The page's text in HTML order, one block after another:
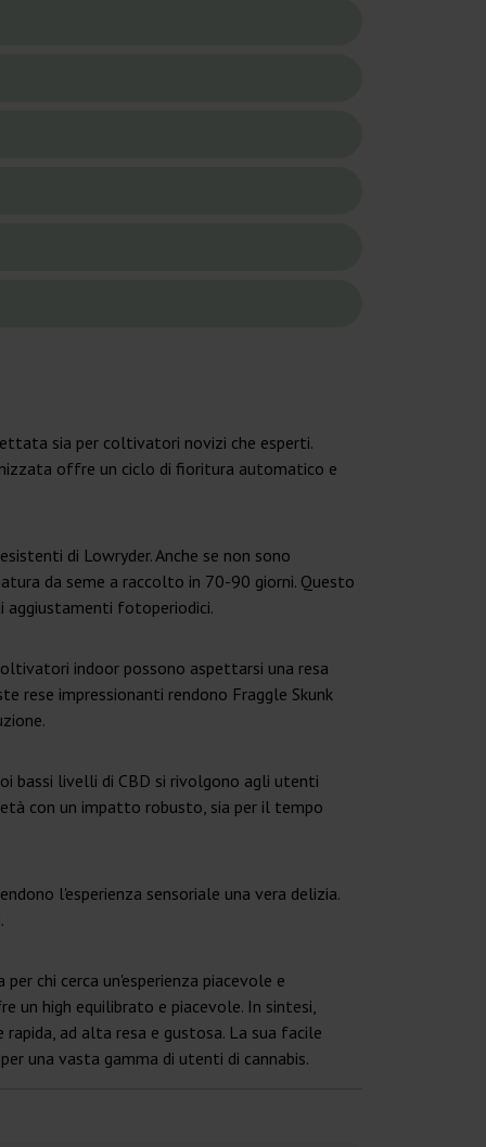
sia per coltivatori novizi che esperti.
offre un ciclo di fioritura automatico e
di Lowryder. Anche se non sono
da seme a raccolto in 70-90 giorni. Questo
aggiustamenti fotoperiodici.
indoor possono aspettarsi una resa
rese impressionanti rendono Fraggle Skunk
bassi livelli di CBD si rivolgono agli utenti
con un impatto robusto, sia per il tempo
l'esperienza sensoriale una vera delizia.
chi cerca un'esperienza piacevole e
un high equilibrato e piacevole. In sintesi,
ad alta resa e gustosa. La sua facile
una vasta gamma di utenti di cannabis.